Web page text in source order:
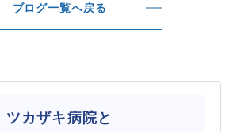
ブログ一覧へ戻る
ツカザキ病院と